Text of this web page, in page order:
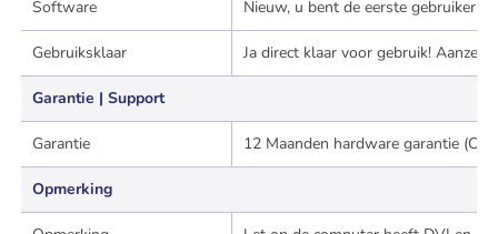
Software Nieuw, u bent de eerste gebruiker
Gebruiksklaar Ja direct klaar voor gebruik!
Garantie | Support
Garantie 12 Maanden hardware garantie
Opmerking